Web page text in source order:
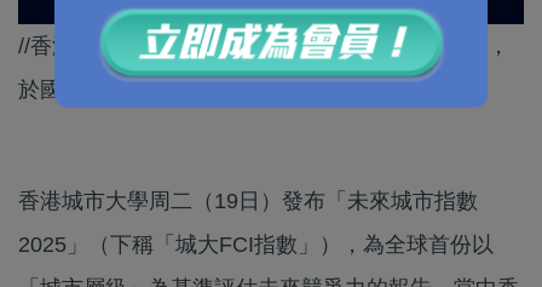
//香港在引進、培育及集聚創新人才方面表現突出，
於國際協作方面更位居全球主要灣區城市之首。//
香港城市大學周二（19日）發布「未來城市指數
2025」（下稱「城大FCI指數」），為全球首份以